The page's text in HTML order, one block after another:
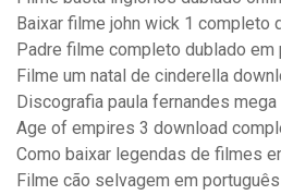
Baixar filme john wick 1 completo
Padre filme completo dublado em
Filme um natal de cinderella
Discografia paula fernandes mega
Age of empires 3 download
Como baixar legendas de filmes
Filme cão selvagem em português